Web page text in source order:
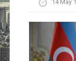
14 May